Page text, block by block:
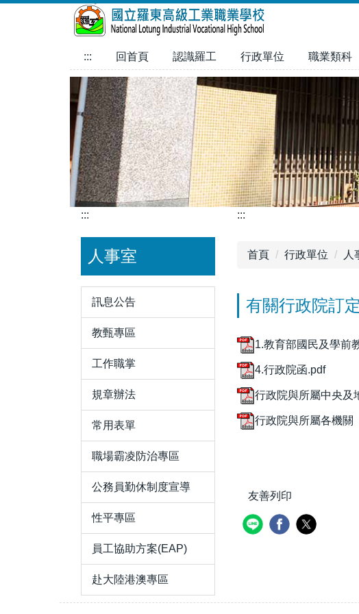
::: 回首頁 認識羅工 行政單位 職業類科
:::
人事室
訊息公告
教甄專區
工作職掌
規章辦法
常用表單
職場霸凌防治專區
公務員勤休制度宣導
性平專區
員工協助方案(EAP)
赴大陸港澳專區
:::
首頁 行政單位 人
有關行政院訂
1.教育部國民及學前
4.行政院函.pdf
行政院與所屬中央及
行政院與所屬各機關
友善列印